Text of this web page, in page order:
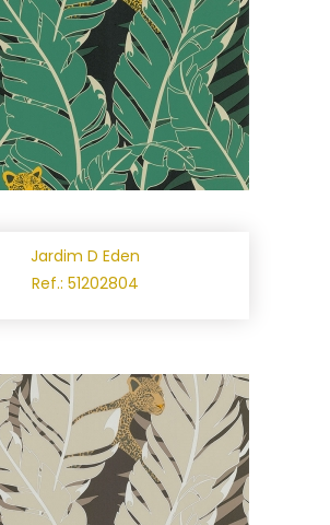
Jardim D Eden
Ref.: 51202804